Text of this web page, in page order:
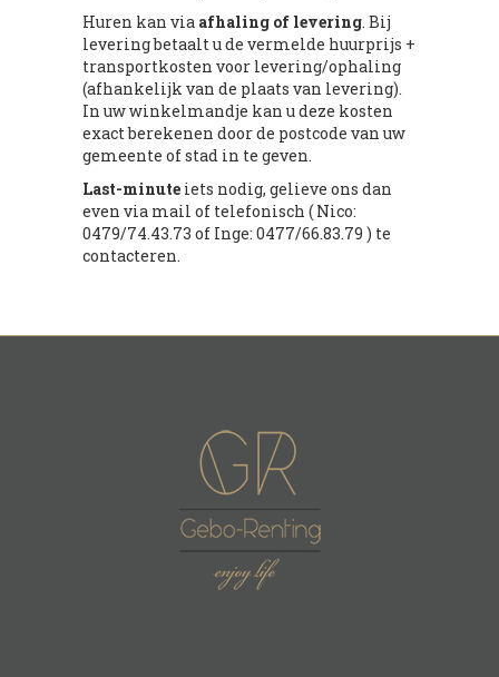
Huren kan via afhaling of levering. Bij
levering betaalt u de vermelde huurprijs +
transportkosten voor levering/ophaling
(afhankelijk van de plaats van levering).
In uw winkelmandje kan u deze kosten
exact berekenen door de postcode van uw
gemeente of stad in te geven.
Last-minute iets nodig, gelieve ons dan
even via mail of telefonisch ( Nico:
0479/74.43.73 of Inge: 0477/66.83.79 ) te
contacteren.